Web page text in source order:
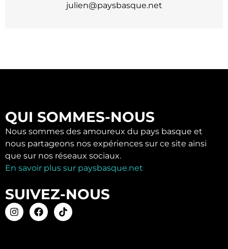
julien@paysbasque.net
QUI SOMMES-NOUS
Nous sommes des amoureux du pays basque et
nous partageons nos expériences sur ce site ainsi
que sur nos réseaux sociaux.
En savoir plus sur paysbasque.net
SUIVEZ-NOUS